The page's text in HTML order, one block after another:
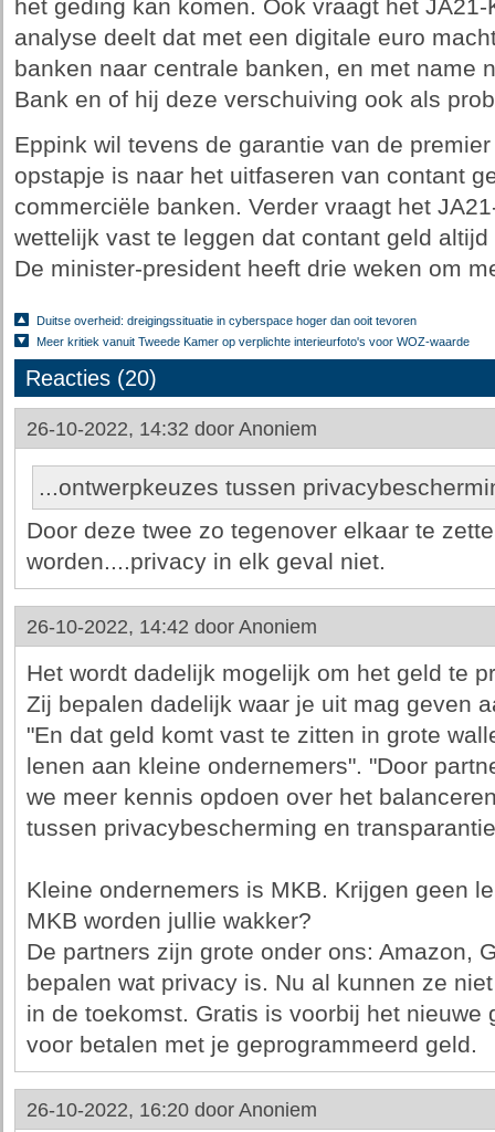
het geding kan komen. Ook vraagt het
analyse deelt dat met een digitale euro
banken naar centrale banken, en met name
Bank en of hij deze verschuiving ook als
Eppink wil tevens de garantie van de
opstapje is naar het uitfaseren van contant
commerciële banken. Verder vraagt het
wettelijk vast te leggen dat contant geld
De minister-president heeft drie weken om
Duitse overheid: dreigingssituatie in cyberspace hoger dan ooit tevoren
Meer kritiek vanuit Tweede Kamer op verplichte interieurfoto's voor WOZ-waarde
Reacties (20)
26-10-2022, 14:32 door Anoniem
...ontwerpkeuzes tussen
Door deze twee zo tegenover elkaar te
worden....privacy in elk geval niet.
26-10-2022, 14:42 door Anoniem
Het wordt dadelijk mogelijk om het geld te
Zij bepalen dadelijk waar je uit mag geven
"En dat geld komt vast te zitten in grote
lenen aan kleine ondernemers". "Door
we meer kennis opdoen over het
tussen privacybescherming en
Kleine ondernemers is MKB. Krijgen geen
MKB worden jullie wakker?
De partners zijn grote onder ons: Amazon,
bepalen wat privacy is. Nu al kunnen ze
in de toekomst. Gratis is voorbij het nieuwe
voor betalen met je geprogrammeerd geld.
26-10-2022, 16:20 door Anoniem